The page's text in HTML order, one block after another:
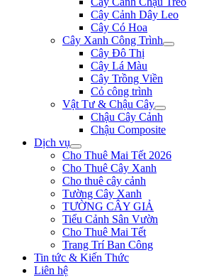
Cây Cảnh Dây Leo
Cây Có Hoa
Cây Xanh Công Trình
Cây Đô Thị
Cây Lá Màu
Cây Trồng Viền
Cỏ công trình
Vật Tư & Chậu Cây
Chậu Cây Cảnh
Chậu Composite
Dịch vụ
Cho Thuê Mai Tết 2026
Cho Thuê Cây Xanh
Cho thuê cây cảnh
Tường Cây Xanh
TƯỜNG CÂY GIẢ
Tiểu Cảnh Sân Vườn
Cho Thuê Mai Tết
Trang Trí Ban Công
Tin tức & Kiến Thức
Liên hệ